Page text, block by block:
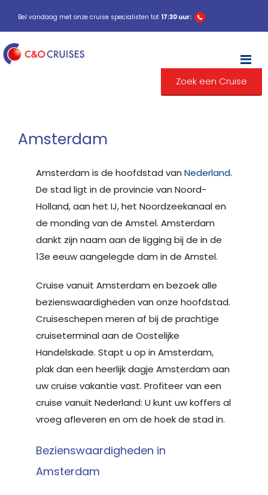
Bel vandaag met onze cruise specialisten tot 17:30 uur:
Zoek een Cruise
Amsterdam
Amsterdam is de hoofdstad van Nederland.
De stad ligt in de provincie van Noord-
Holland, aan het IJ, het Noordzeekanaal en
de monding van de Amstel. Amsterdam
dankt zijn naam aan de ligging bij de in de
13e eeuw aangelegde dam in de Amstel.
Cruise vanuit Amsterdam en bezoek alle
bezienswaardigheden van onze hoofdstad.
Cruiseschepen meren af bij de prachtige
cruiseterminal aan de Oostelijke
Handelskade. Stapt u op in Amsterdam,
plak dan een heerlijk dagje Amsterdam aan
uw cruise vakantie vast. Profiteer van een
cruise vanuit Nederland: U kunt uw koffers al
vroeg afleveren en om de hoek de stad in.
Bezienswaardigheden in
Amsterdam